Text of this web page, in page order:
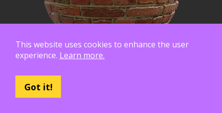
This website uses cookies to enhance the user
experience. Learn more.
Got it!